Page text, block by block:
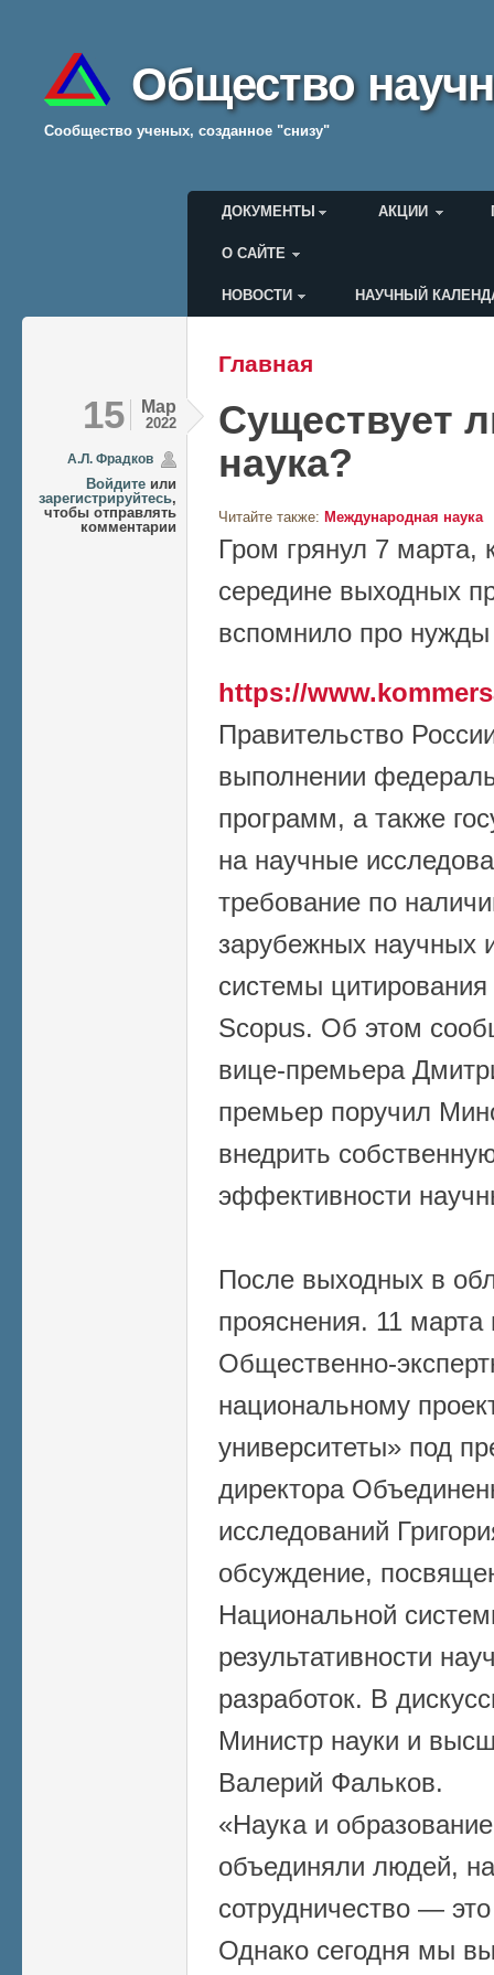
Общество
Cообщество ученых, созданное "снизу"
Главное меню
ДОКУМЕНТЫ АКЦИИ
О САЙТЕ
Меню пользователя
НОВОСТИ НАУЧНЫЙ
Вы здесь
Главная
15 Мар
2022
А.Л. Фрадков
Войдите или
зарегистрируйтесь,
чтобы отправлять
комментарии
Существует
наука?
Читайте также: Международная наука
Гром грянул 7 марта,
середине выходных
вспомнило про нужды
https://
Правительство
выполнении
программ, а также
на научные
требование по
зарубежных научных
системы
Scopus. Об этом
вице-премьера
премьер поручил
внедрить
эффективности
После выходных в
прояснения. 11 марта
Общественно-
национальному
университеты» под
директора
исследований
обсуждение,
Национальной
результативности
разработок. В
Министр науки и
Валерий Фальков.
«Наука и
объединяли людей,
сотрудничество —
Однако сегодня мы